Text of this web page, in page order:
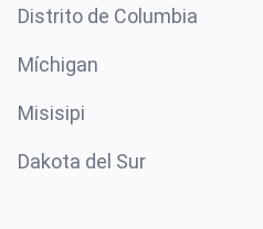
Distrito de Columbia
Míchigan
Misisipi
Dakota del Sur